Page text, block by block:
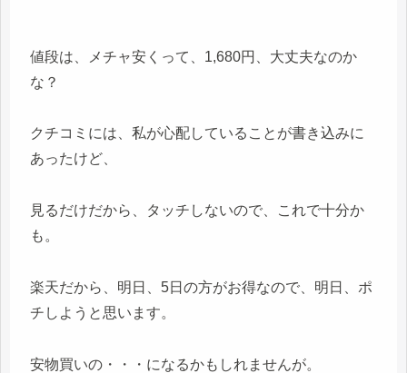
値段は、メチャ安くって、1,680円、大丈夫なのか
な？
クチコミには、私が心配していることが書き込みに
あったけど、
見るだけだから、タッチしないので、これで十分か
も。
楽天だから、明日、5日の方がお得なので、明日、ポ
チしようと思います。
安物買いの・・・になるかもしれませんが。